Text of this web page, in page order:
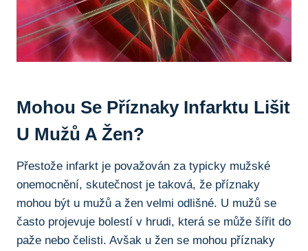
Mohou Se Příznaky‍ Infarktu Lišit
U ⁤mužů A Žen?
Přestože infarkt je považován za typicky⁣ mužské
onemocnění,⁢ skutečnost​ je taková, že příznaky
mohou být⁢ u mužů a žen velmi odlišné. U mužů se
⁤často‌ projevuje bolestí ⁢v ‍hrudi, která se může šířit do
paže⁢ nebo čelisti.⁢ Avšak ⁢u žen​ se mohou příznaky